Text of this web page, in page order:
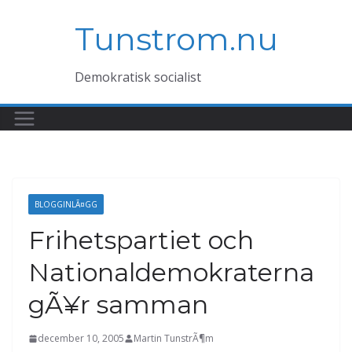
Tunstrom.nu
Demokratisk socialist
BLOGGINLÃ¤GG
Frihetspartiet och
Nationaldemokraterna
gÃ¥r samman
december 10, 2005 Martin TunstrÃ¶m